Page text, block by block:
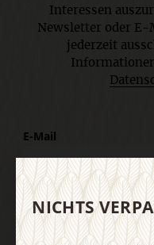
Interessen
Newsletter oder E-
jederzeit
E-Mail
NICHTS